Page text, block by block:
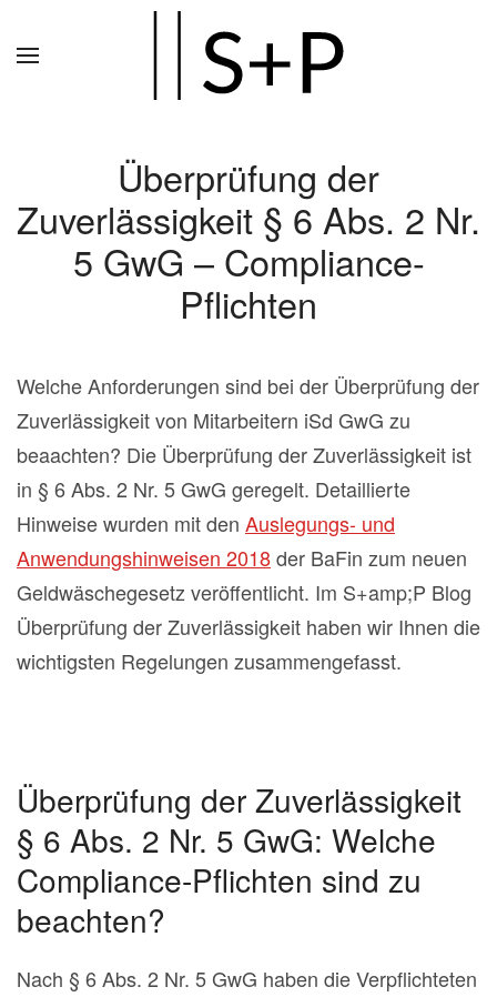
Überprüfung der
Zuverlässigkeit § 6 Abs. 2 Nr.
5 GwG – Compliance-
Pflichten
Welche Anforderungen sind bei der Überprüfung der
Zuverlässigkeit von Mitarbeitern iSd GwG zu
beaachten? Die Überprüfung der Zuverlässigkeit ist
in § 6 Abs. 2 Nr. 5 GwG geregelt. Detaillierte
Hinweise wurden mit den Auslegungs- und
Anwendungshinweisen 2018der BaFin zum neuen
Geldwäschegesetz veröffentlicht. Im S+amp;P Blog
Überprüfung der Zuverlässigkeit haben wir Ihnen die
wichtigsten Regelungen zusammengefasst.
Überprüfung der Zuverlässigkeit
§ 6 Abs. 2 Nr. 5 GwG: Welche
Compliance-Pflichten sind zu
beachten?
Nach § 6 Abs. 2 Nr. 5 GwG haben die Verpflichteten